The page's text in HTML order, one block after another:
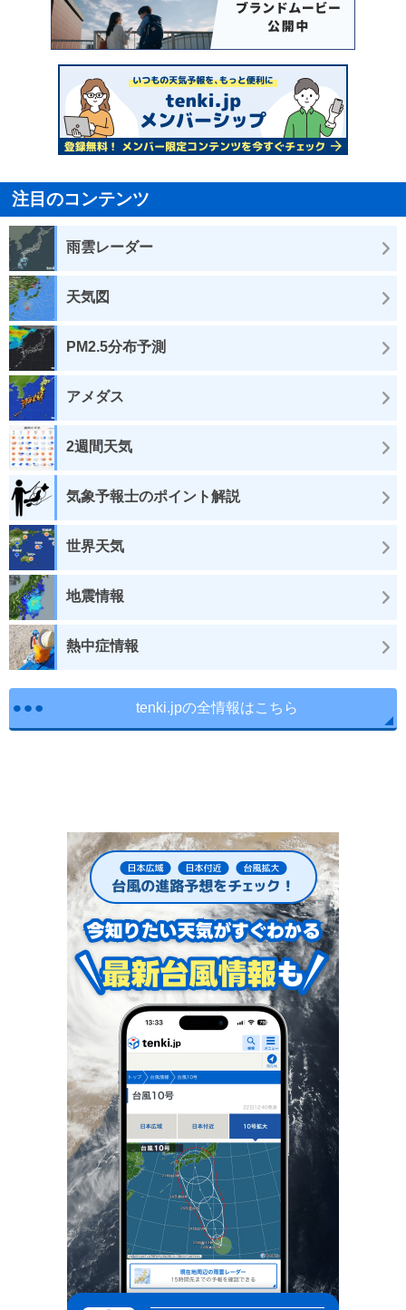
注目のコンテンツ
雨雲レーダー
天気図
PM2.5分布予測
アメダス
2週間天気
気象予報士のポイント解説
世界天気
地震情報
熱中症情報
tenki.jpの全情報はこちら